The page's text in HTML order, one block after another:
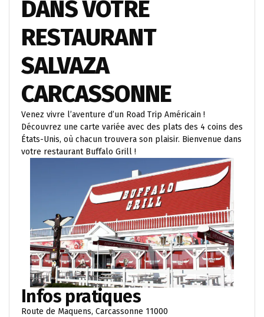
DANS VOTRE
RESTAURANT
SALVAZA
CARCASSONNE
Venez vivre l’aventure d’un Road Trip Américain !
Découvrez une carte variée avec des plats des 4 coins des
États-Unis, où chacun trouvera son plaisir. Bienvenue dans
votre restaurant Buffalo Grill !
Infos pratiques
Route de Maquens, Carcassonne 11000